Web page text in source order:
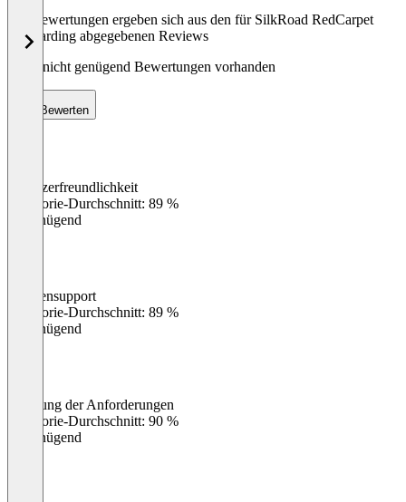
Die Bewertungen ergeben sich aus den für SilkRoad RedCarpet
Onboarding abgegebenen Reviews
Noch nicht genügend Bewertungen vorhanden
Bewerten
Benutzerfreundlichkeit
Kategorie-Durchschnitt: 89 %
Ungenügend
Kundensupport
Kategorie-Durchschnitt: 89 %
Ungenügend
Erfüllung der Anforderungen
Kategorie-Durchschnitt: 90 %
Ungenügend